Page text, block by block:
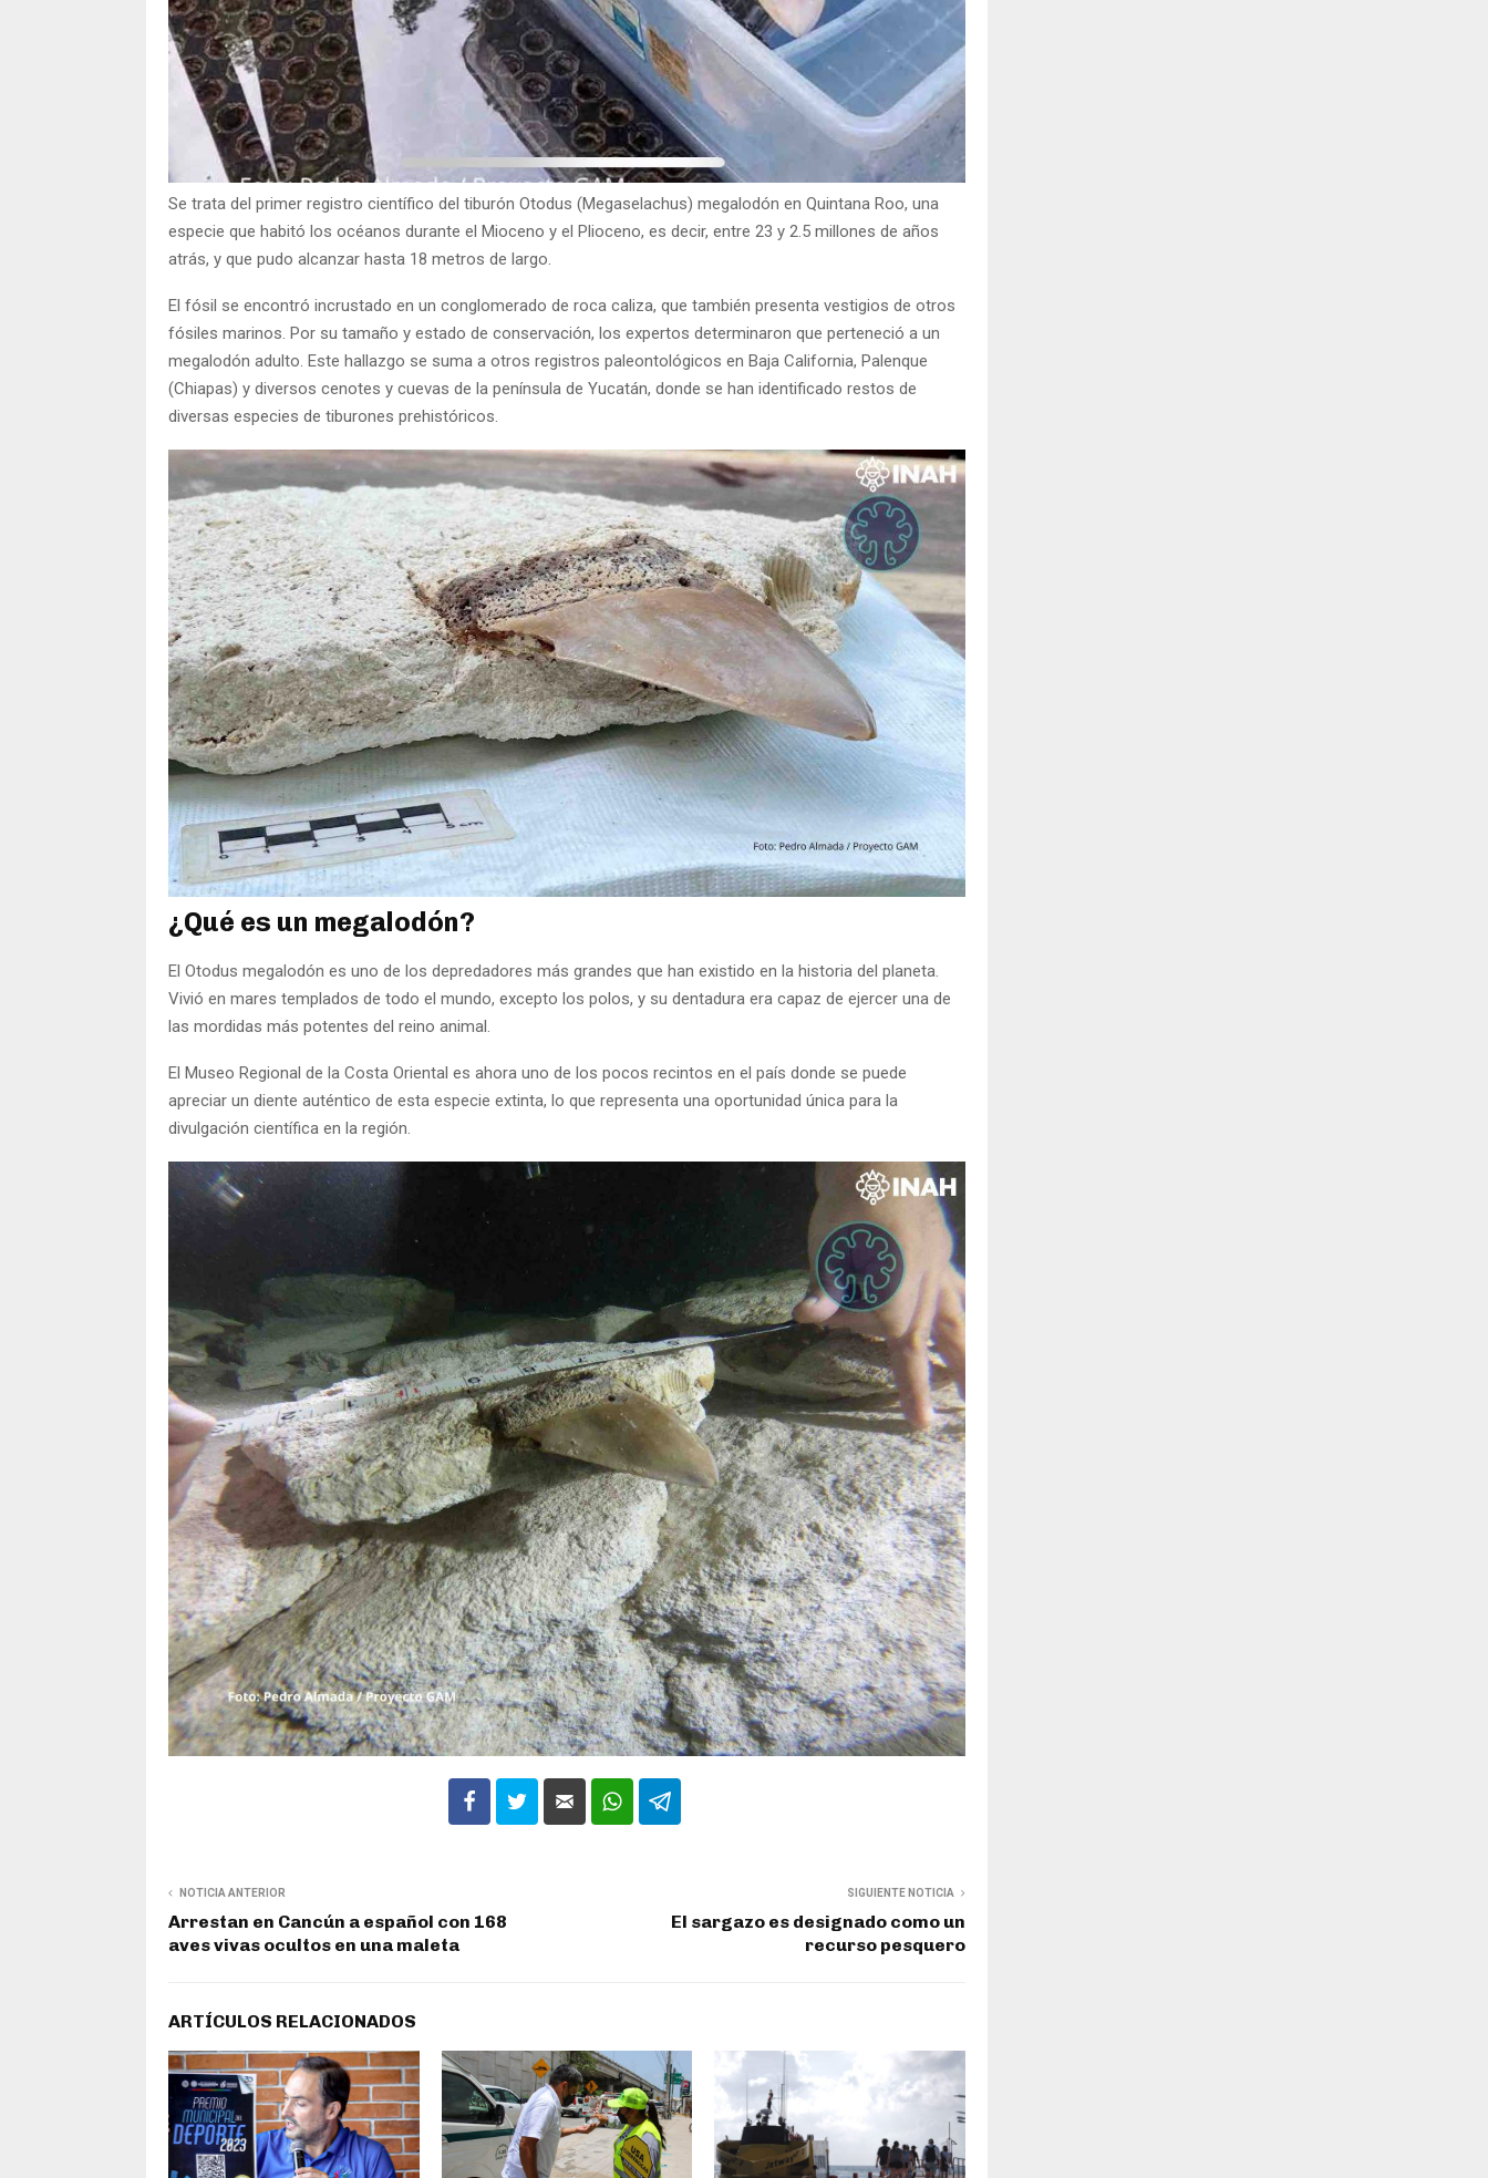
Se trata del primer registro científico del tiburón Otodus (Megaselachus) megalodón en Quintana Roo, una
especie que habitó los océanos durante el Mioceno y el Plioceno, es decir, entre 23 y 2.5 millones de años
atrás, y que pudo alcanzar hasta 18 metros de largo.
El fósil se encontró incrustado en un conglomerado de roca caliza, que también presenta vestigios de otros
fósiles marinos. Por su tamaño y estado de conservación, los expertos determinaron que perteneció a un
megalodón adulto. Este hallazgo se suma a otros registros paleontológicos en Baja California, Palenque
(Chiapas) y diversos cenotes y cuevas de la península de Yucatán, donde se han identificado restos de
diversas especies de tiburones prehistóricos.
¿Qué es un megalodón?
El Otodus megalodón es uno de los depredadores más grandes que han existido en la historia del planeta.
Vivió en mares templados de todo el mundo, excepto los polos, y su dentadura era capaz de ejercer una de
las mordidas más potentes del reino animal.
El Museo Regional de la Costa Oriental es ahora uno de los pocos recintos en el país donde se puede
apreciar un diente auténtico de esta especie extinta, lo que representa una oportunidad única para la
divulgación científica en la región.
NOTICIA ANTERIOR
Arrestan en Cancún a español con 168
aves vivas ocultos en una maleta
SIGUIENTE NOTICIA
El sargazo es designado como un
recurso pesquero
ARTÍCULOS RELACIONADOS